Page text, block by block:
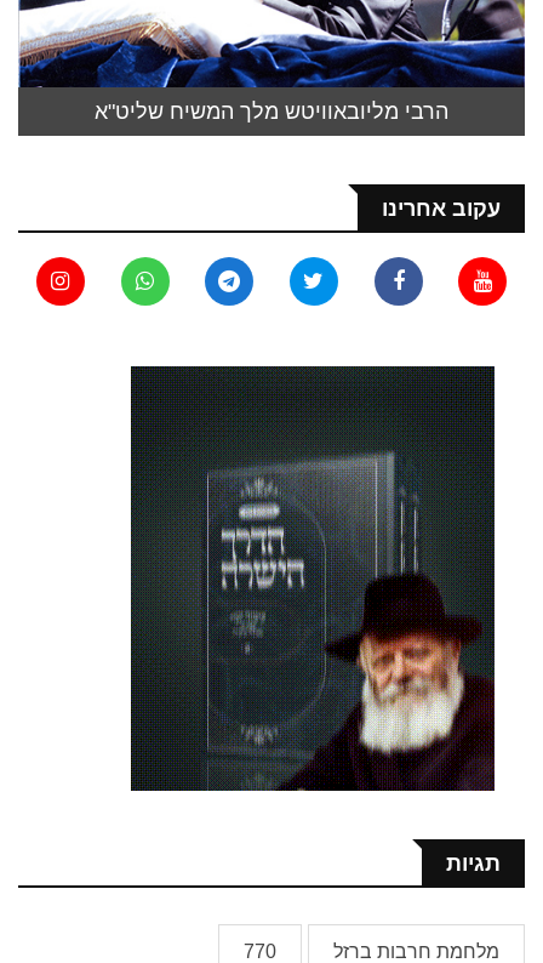
הרבי מליובאוויטש מלך המשיח שליט"א
עקוב אחרינו
תגיות
מלחמת חרבות ברזל 770